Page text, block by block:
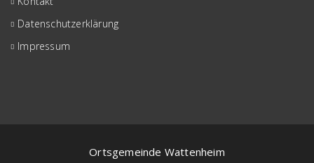
Datenschutzerklärung
Impressum
Ortsgemeinde Wattenheim